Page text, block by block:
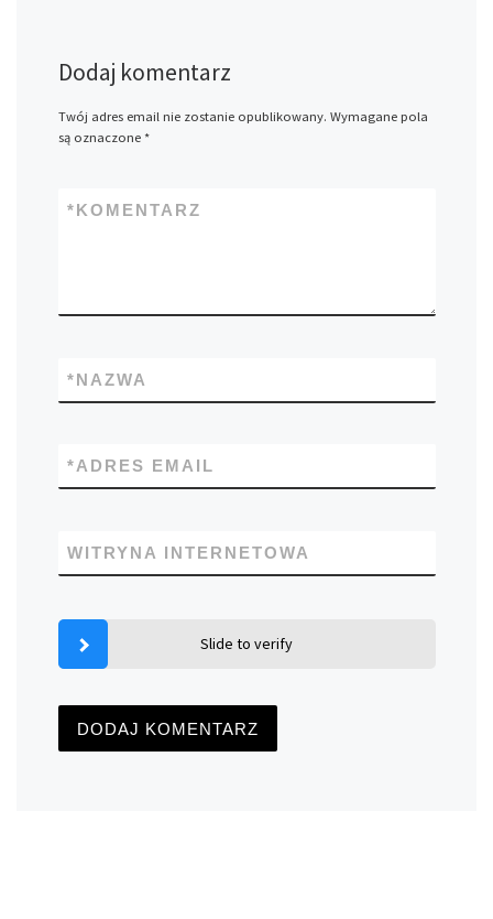
Dodaj komentarz
Twój adres email nie zostanie opublikowany. Wymagane pola
są oznaczone *
KOMENTARZ
*
NAZWA
*
ADRES EMAIL
*
WITRYNA INTERNETOWA
Slide to verify